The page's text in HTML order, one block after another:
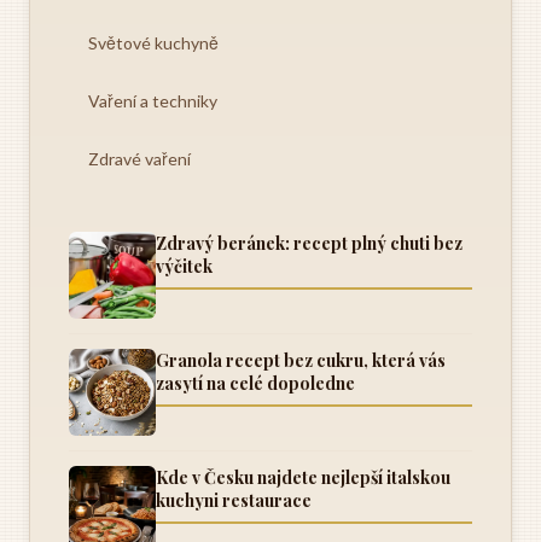
Světové kuchyně
Vaření a techniky
Zdravé vaření
Zdravý beránek: recept plný chuti bez
výčitek
Granola recept bez cukru, která vás
zasytí na celé dopoledne
Kde v Česku najdete nejlepší italskou
kuchyni restaurace